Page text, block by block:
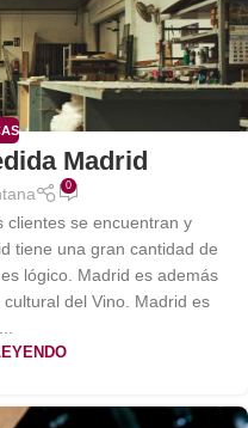
Madrid
0
clientes se encuentran y
tiene una gran cantidad de
lógico. Madrid es además
del Vino. Madrid es